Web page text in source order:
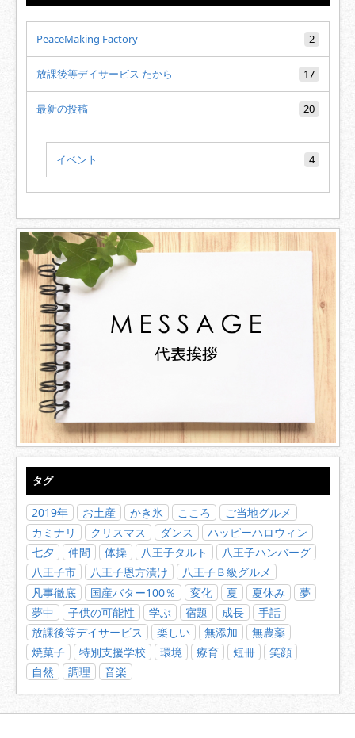
PeaceMaking Factory 2
放課後等デイサービス たから 17
最新の投稿 20
イベント 4
タグ
2019年 お土産 かき氷 こころ
ご当地グルメ
カミナリ
クリスマス ダンス
ハッピーハロウィン
七夕
仲間 体操 八王子タルト
八王子ハンバーグ
八王子市
八王子恩方漬け
八王子Ｂ級グルメ
凡事徹底
国産バター100％ 変化 夏 夏休み
夢
夢中
子供の可能性 学ぶ 宿題 成長
手話
放課後等デイサービス
楽しい 無添加
無農薬
焼菓子
特別支援学校 環境 療育 短冊
笑顔
自然
調理 音楽